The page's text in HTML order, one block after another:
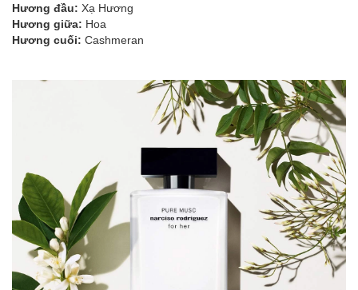
Hương đầu: Xạ Hương
Hương giữa: Hoa
Hương cuối: Cashmeran